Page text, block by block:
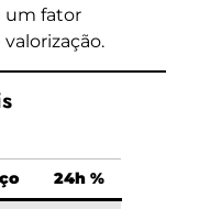
um fator
24h %